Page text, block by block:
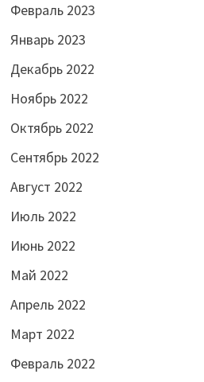
Февраль 2023
Январь 2023
Декабрь 2022
Ноябрь 2022
Октябрь 2022
Сентябрь 2022
Август 2022
Июль 2022
Июнь 2022
Май 2022
Апрель 2022
Март 2022
Февраль 2022